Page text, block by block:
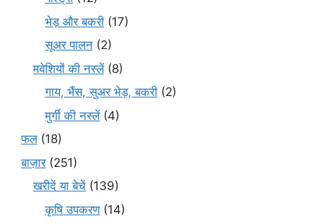
भेड़ और बकरी (17)
सूअर पालन (2)
मवेशियों की नस्लें(8)
गाय, भैंस, सुअर भेड़, बकरी (2)
मुर्गी की नस्लें(4)
फल(18)
बाज़ार(251)
खरीदें या बेचें (139)
कृषि उपकरण(14)